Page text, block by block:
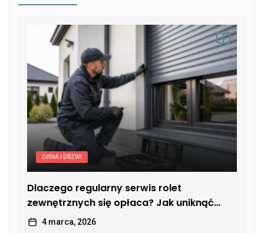
OKNA I DRZWI
Dlaczego regularny serwis rolet
zewnętrznych się opłaca? Jak uniknąć
kosztownych usterek
4 marca, 2026